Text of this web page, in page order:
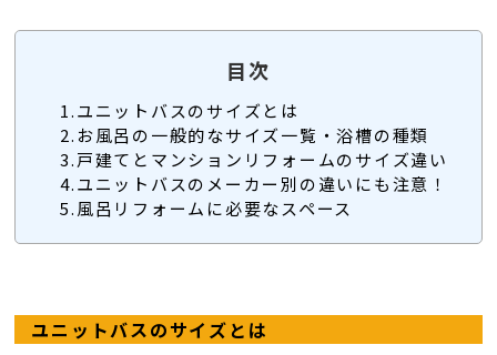
目次
1.ユニットバスのサイズとは
2.お風呂の一般的なサイズ一覧・浴槽の種類
3.戸建てとマンションリフォームのサイズ違い
4.ユニットバスのメーカー別の違いにも注意！
5.風呂リフォームに必要なスペース
ユニットバスのサイズとは